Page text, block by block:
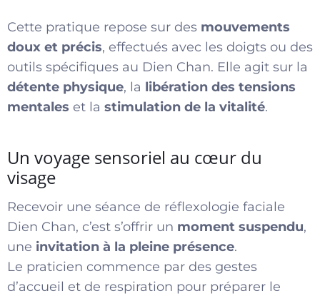
Cette pratique repose sur des mouvements
doux et précis, effectués avec les doigts ou des
outils spécifiques au Dien Chan. Elle agit sur la
détente physique, la libération des tensions
mentales et la stimulation de la vitalité.
Un voyage sensoriel au cœur du
visage
Recevoir une séance de réflexologie faciale
Dien Chan, c’est s’offrir un moment suspendu,
une invitation à la pleine présence.
Le praticien commence par des gestes
d’accueil et de respiration pour préparer le